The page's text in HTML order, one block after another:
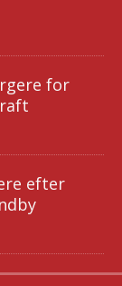
for
efter